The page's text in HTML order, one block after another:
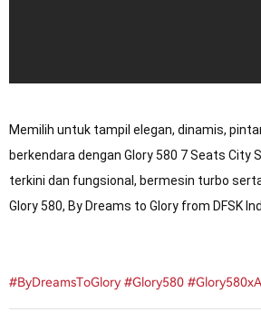
Memilih untuk tampil elegan, dinamis,
berkendara dengan Glory 580 7 Seats City
terkini dan fungsional, bermesin turbo
Glory 580, By Dreams to Glory from DFSK
#ByDreamsToGlory #Glory580